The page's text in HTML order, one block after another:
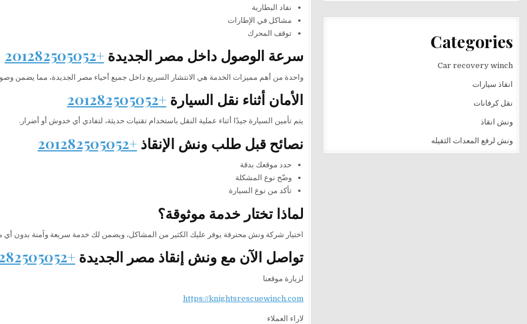
نفاد البطارية
مشاكل في الإطارات
توقف المحرك
سرعة الوصول داخل مصر الجديدة+201282505052
واحدة من أهم مميزات الخدمة هي الانتشار السريع داخل جميع أحياء مصر الجديدة، مما يضمن
الأمان أثناء نقل السيارة+201282505052
يتم تأمين السيارة جيدًا أثناء عملية النقل باستخدام تقنيات حديثة، لتفادي أي خدوش أو أضرار.
نصائح قبل طلب ونش الإنقاذ+201282505052
حدد موقعك بدقة
وضّح نوع المشكلة
تأكد من نوع السيارة
لماذا تختار خدمة موثوقة؟
اختيار شركة ونش محترفة يوفر عليك الكثير من المشاكل، ويضمن لك خدمة سريعة وآمنة بدون أي
تواصل الآن مع ونش إنقاذ مصر الجديدة+201282505052
لزيارة موقعنا
https://knightsrescuewinch.com
لاراء العملاء
Categories
Car recovery winch
انقاذ سيارات
نقل كرفانات
ونش انقاذ
ونش لرفع المعدات الثقيله